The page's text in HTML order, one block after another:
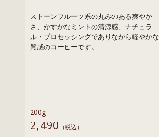
ストーンフルーツ系の丸みのある爽やか
さ、かすかなミントの清涼感、ナチュラ
ル・プロセッシングでありながら軽やかな
質感のコーヒーです。
200g
2,490 （税込）